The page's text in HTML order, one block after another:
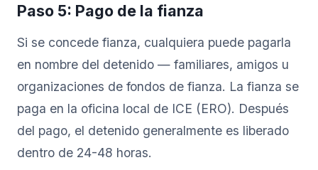
Paso 5: Pago de la fianza
Si se concede fianza, cualquiera puede pagarla
en nombre del detenido — familiares, amigos u
organizaciones de fondos de fianza. La fianza se
paga en la oficina local de ICE (ERO). Después
del pago, el detenido generalmente es liberado
dentro de 24-48 horas.